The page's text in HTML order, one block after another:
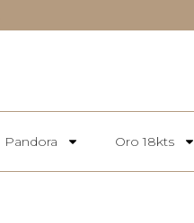
Pandora Oro 18kts